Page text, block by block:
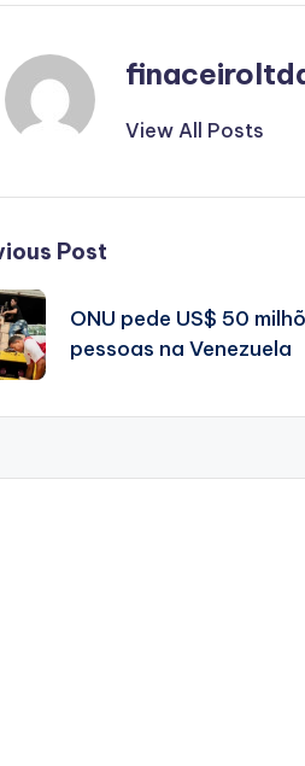
View All Posts
Post
ONU pede US$ 50
pessoas na Venezuela